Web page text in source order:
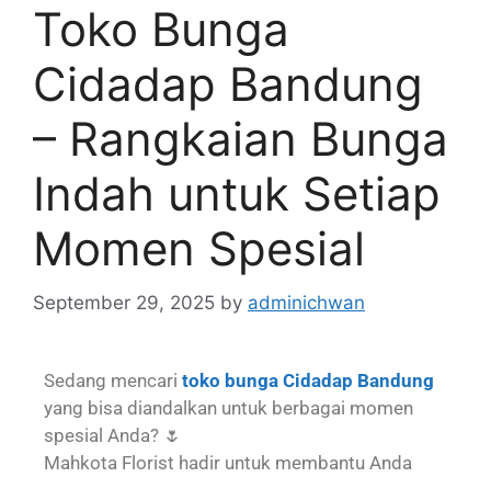
Toko Bunga
Cidadap Bandung
– Rangkaian Bunga
Indah untuk Setiap
Momen Spesial
September 29, 2025 by adminichwan
Sedang mencari toko bunga Cidadap Bandung
yang bisa diandalkan untuk berbagai momen
spesial Anda? 🌷
Mahkota Florist hadir untuk membantu Anda